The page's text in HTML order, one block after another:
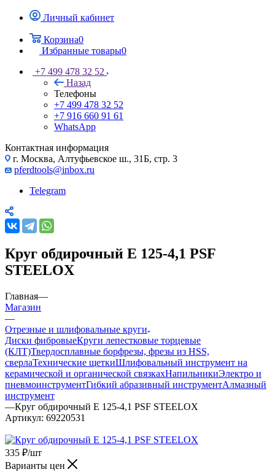
Личный кабинет
Корзина0
Избранные товары0
+7 499 478 32 52
Назад
Телефоны
+7 499 478 32 52
+7 916 660 91 61
WhatsApp
Контактная информация
г. Москва, Алтуфьевское ш., 31Б, стр. 3
pferdtools@inbox.ru
Telegram
Круг обдирочный Е 125-4,1 PSF
STEELOX
Главная—
Магазин
—
Отрезные и шлифовальные круги
Диски фибровыеКруги лепестковые торцевые
(КЛТ)Твердосплавные борфрезы, фрезы из HSS,
сверлаТехнические щеткиШлифовальный инструмент на
керамической и органической связкахНапильникиЭлектро и
пневмоинструментГибкий абразивный инструментАлмазный
инструмент
—Круг обдирочный Е 125-4,1 PSF STEELOX
Артикул: 69220531
335 ₽/шт
Варианты цен